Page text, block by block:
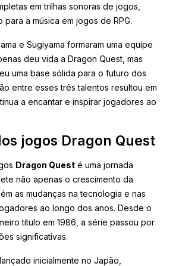
em trilhas sonoras de jogos,
a música em jogos de RPG.
e Sugiyama formaram uma equipe
deu vida a Dragon Quest, mas
uma base sólida para o futuro dos
entre esses três talentos resultou em
a encantar e inspirar jogadores ao
jogos Dragon Quest
Dragon Quest é uma jornada
não apenas o crescimento da
as mudanças na tecnologia e nas
ao longo dos anos. Desde o
título em 1986, a série passou por
significativas.
inicialmente no Japão,